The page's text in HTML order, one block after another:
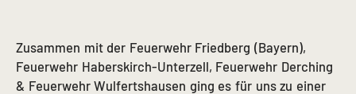
Zusammen mit der Feuerwehr Friedberg (Bayern),
Feuerwehr Haberskirch-Unterzell, Feuerwehr Derching
& Feuerwehr Wulfertshausen ging es für uns zu einer